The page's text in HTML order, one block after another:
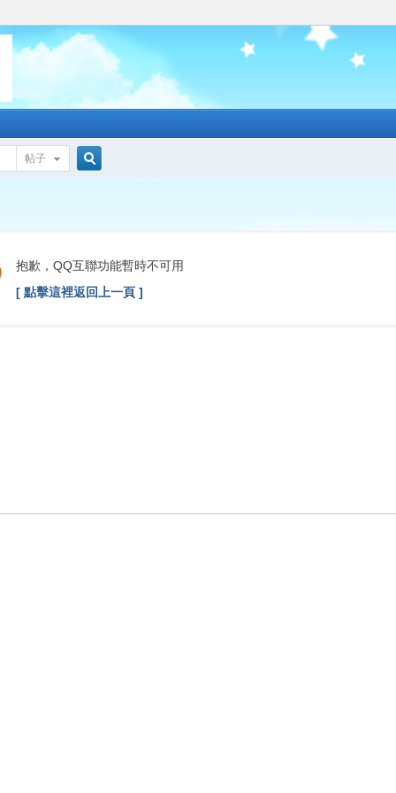
帖子
索
抱歉，QQ互聯功能暫時不可用
[ 點擊這裡返回上一頁 ]